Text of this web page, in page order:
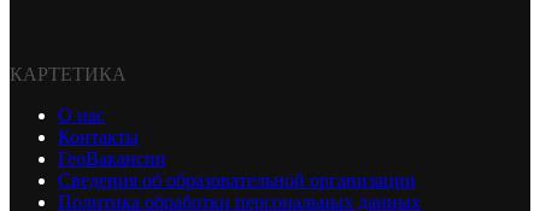
КАРТЕТИКА
О нас
Контакты
ГеоВакансии
Сведения об образовательной организации
Политика обработки персональных данных